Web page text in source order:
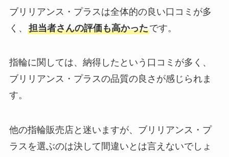
ブリリアンス・プラスは全体的の良い口コミが多
く、 担当者さんの評価も高かったです。
指輪に関しては、納得したという口コミが多く、
ブリリアンス・プラスの品質の良さが感じられま
す。
他の指輪販売店と迷いますが、ブリリアンス・プ
ラスを選ぶのは決して間違いとは言えないでしょ